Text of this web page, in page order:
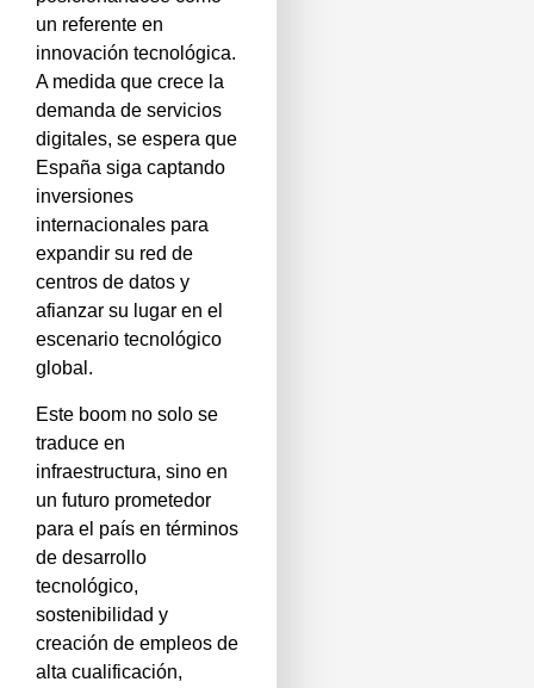
un referente en
innovación tecnológica.
A medida que crece la
demanda de servicios
digitales, se espera que
España siga captando
inversiones
internacionales para
expandir su red de
centros de datos y
afianzar su lugar en el
escenario tecnológico
global.
Este boom no solo se
traduce en
infraestructura, sino en
un futuro prometedor
para el país en términos
de desarrollo
tecnológico,
sostenibilidad y
creación de empleos de
alta cualificación,